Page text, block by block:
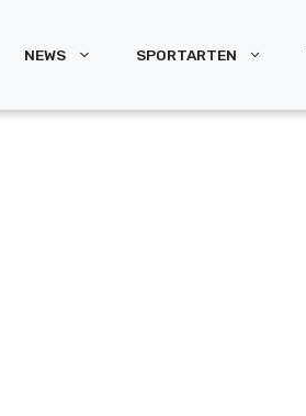
NEWS SPORTARTEN